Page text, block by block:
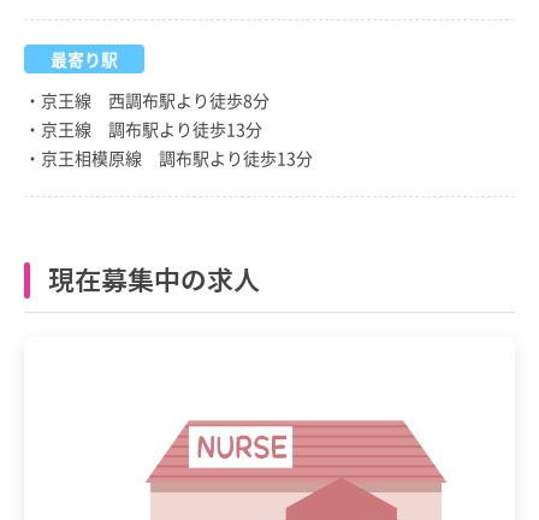
最寄り駅
・京王線 西調布駅より徒歩8分
・京王線 調布駅より徒歩13分
・京王相模原線 調布駅より徒歩13分
現在募集中の求人